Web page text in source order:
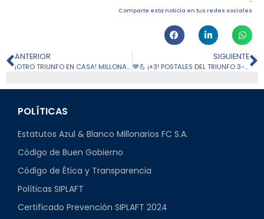
Comparte esta noticia en tus redes sociales
ANTERIOR
¡OTRO TRIUNFO EN CASA! MILLONARIOS 2-0 ALIANZA
SIGUIENTE
💙💪 ¡+3! POSTALES DEL TRIUNFO 3-0 DE MILLONARIOS ANTE FORTALEZA
POLÍTICAS
Estatutos Azul & Blanco Millonarios FC S.A.
Código de Buen Gobierno
Código de Ética y Transparencia
Políticas SIPLAFT
Certificado Prevención SIPLAFT 2024